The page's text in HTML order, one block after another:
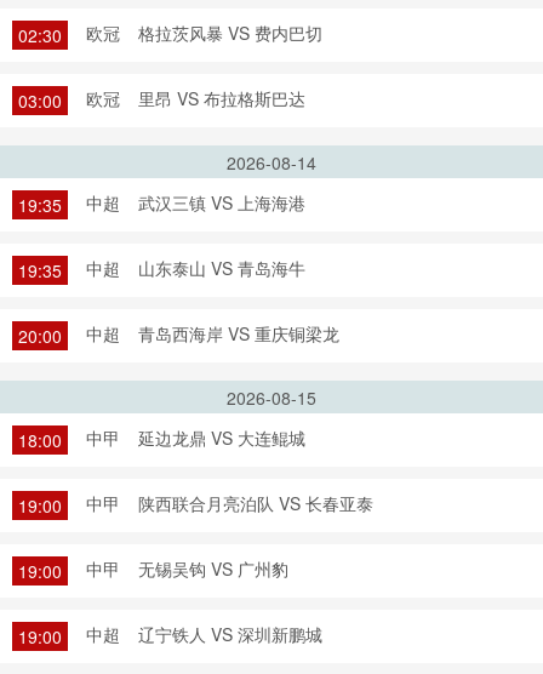
02:30 欧冠 格拉茨风暴 VS 费内巴切
03:00 欧冠 里昂 VS 布拉格斯巴达
2026-08-14
19:35
中超 武汉三镇 VS 上海海港
19:35 中超 山东泰山 VS 青岛海牛
20:00 中超 青岛西海岸 VS 重庆铜梁龙
2026-08-15
18:00
中甲 延边龙鼎 VS 大连鲲城
19:00 中甲 陕西联合月亮泊队 VS 长春亚泰
19:00 中甲 无锡吴钩 VS 广州豹
19:00 中超 辽宁铁人 VS 深圳新鹏城